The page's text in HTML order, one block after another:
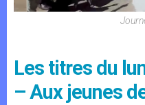
Les titres du
– Aux jeunes